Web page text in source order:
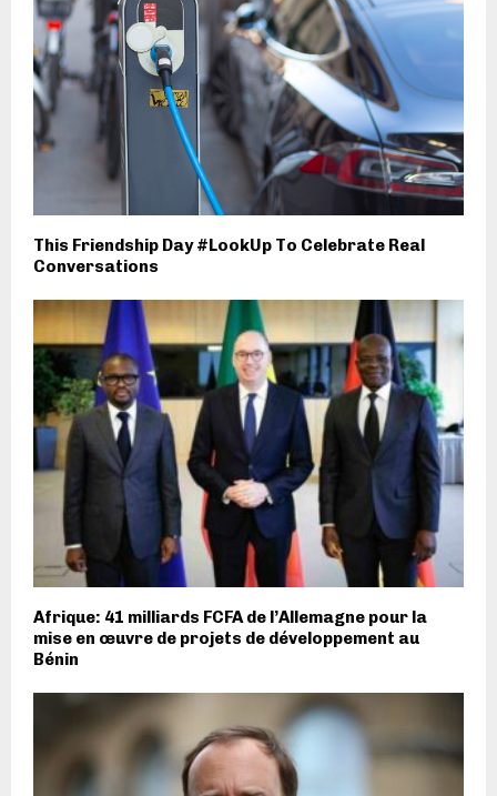
This Friendship Day #LookUp To Celebrate Real
Conversations
Afrique: 41 milliards FCFA de l’Allemagne pour la
mise en œuvre de projets de développement au
Bénin